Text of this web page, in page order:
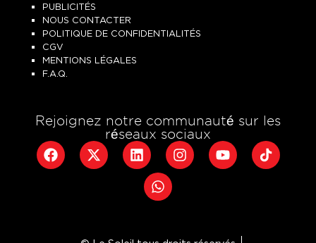
PUBLICITÉS
NOUS CONTACTER
POLITIQUE DE CONFIDENTIALITÉS
CGV
MENTIONS LÉGALES
F.A.Q.
Rejoignez notre communauté sur les
réseaux sociaux